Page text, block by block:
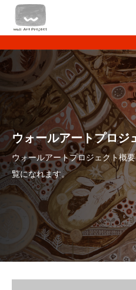
ウォールアートプロジ
ウォールアートプロジェクト概
覧になれます。